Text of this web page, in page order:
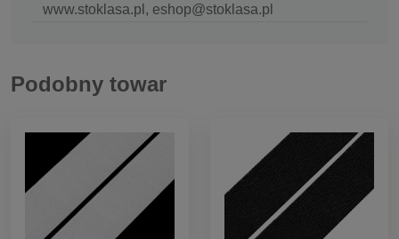
www.stoklasa.pl, eshop@stoklasa.pl
Podobny towar